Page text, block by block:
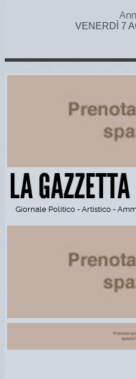
VENERDÌ 7
Giornale Politico - Artistico -